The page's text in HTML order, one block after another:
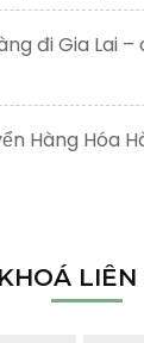
đi Gia Lai –
Hàng Hóa
LIÊN